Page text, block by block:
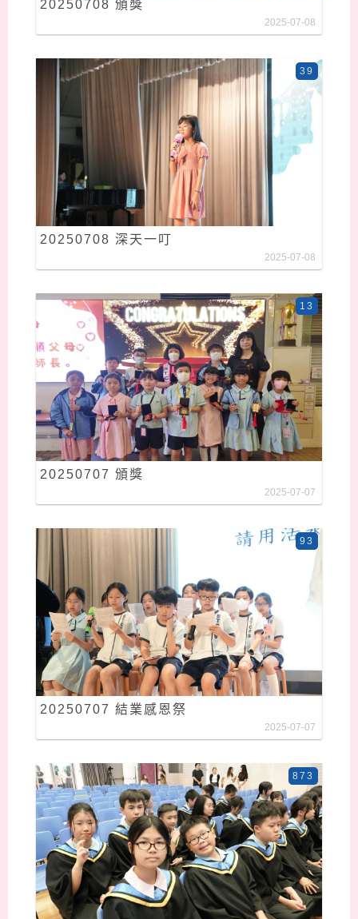
20250708 頒獎
2025-07-08
20250708 深天一叮
39
2025-07-08
20250707 頒獎
13
2025-07-07
20250707 結業感恩祭
93
2025-07-07
873